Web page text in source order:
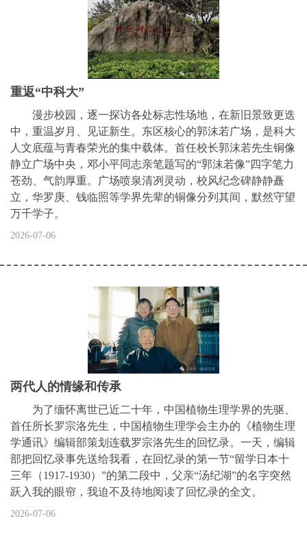
重返“中科大”
漫步校园，逐一探访各处标志性场地，在新旧景致更迭
中，重温岁月、见证新生。东区核心的郭沫若广场，是科大
人文底蕴与青春荣光的集中载体。首任校长郭沫若先生铜像
静立广场中央，邓小平同志亲笔题写的“郭沫若像”四字笔力
苍劲、气韵厚重。广场喷泉清冽灵动，校风纪念碑静静矗
立，华罗庚、钱临照等学界先辈的铜像分列其间，默然守望
万千学子。
2026-07-06
两代人的情缘和传承
为了缅怀离世已近二十年，中国植物生理学界的先驱、
首任所长罗宗洛先生，中国植物生理学会主办的《植物生理
学通讯》编辑部策划连载罗宗洛先生的回忆录。一天，编辑
部把回忆录事先送给我看，在回忆录的第一节“留学日本十
三年（1917-1930）”的第二段中，父亲“汤纪湖”的名字突然
跃入我的眼帘，我迫不及待地阅读了回忆录的全文。
2026-07-06